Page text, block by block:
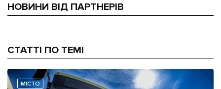
НОВИНИ ВІД ПАРТНЕРІВ
СТАТТІ ПО ТЕМІ
МІСТО